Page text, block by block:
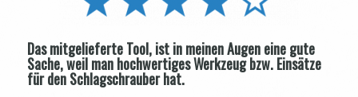
Das mitgelieferte Tool, ist in meinen Augen eine gute
Sache, weil man hochwertiges Werkzeug bzw. Einsätze
für den Schlagschrauber hat.